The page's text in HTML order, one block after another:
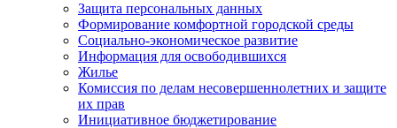
Защита персональных данных
Формирование комфортной городской среды
Социально-экономическое развитие
Информация для освободившихся
Жилье
Комиссия по делам несовершеннолетних и защите
их прав
Инициативное бюджетирование